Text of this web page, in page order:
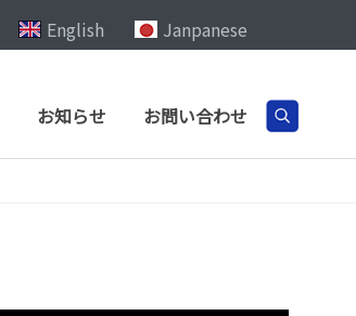
English Janpanese
お知らせ お問い合わせ